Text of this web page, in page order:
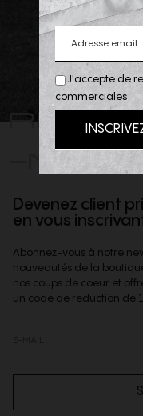
-NOUS
Devenez client
en vous
Abonnez-vous à notre
nouveautés de la
nos coups de coeur et
un code de reduction de
J'accepte de
commerciales